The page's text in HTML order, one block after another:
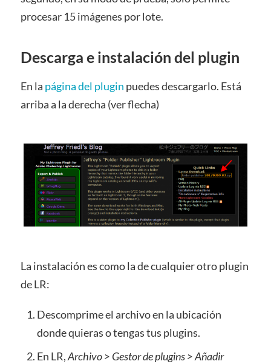
procesar 15 imágenes por lote.
Descarga e instalación del plugin
En la página del plugin puedes descargarlo. Está
arriba a la derecha (ver flecha)
La instalación es como la de cualquier otro plugin
de LR:
Descomprime el archivo en la ubicación
donde quieras o tengas tus plugins.
En LR,Archivo > Gestor de plugins > Añadir